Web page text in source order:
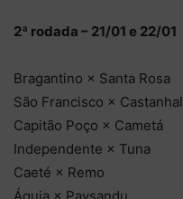
2ª rodada – 21/01 e 22/01
Bragantino × Santa Rosa
São Francisco × Castanhal
Capitão Poço × Cametá
Independente × Tuna
Caeté × Remo